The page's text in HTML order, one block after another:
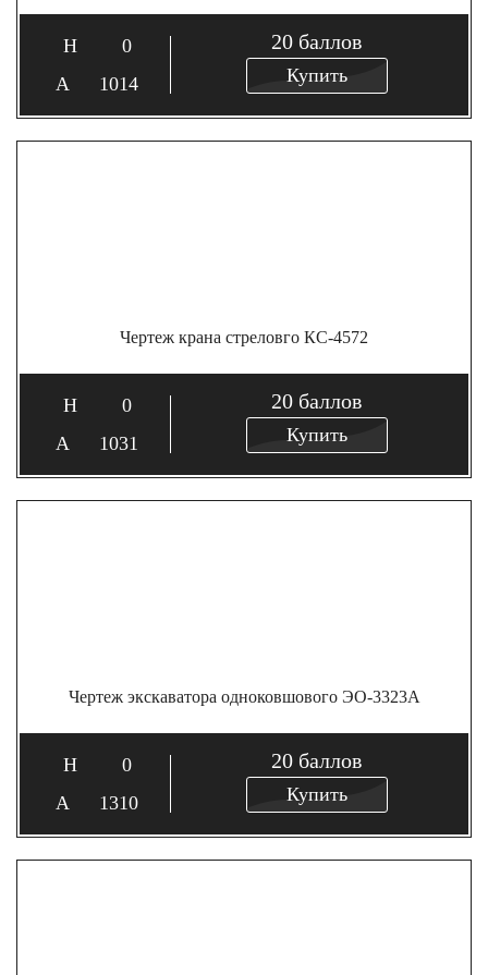
0
1014
20 баллов
Купить
Чертеж крана стреловго КС-4572
0
1031
20 баллов
Купить
Чертеж экскаватора одноковшового ЭО-3323А
0
1310
20 баллов
Купить